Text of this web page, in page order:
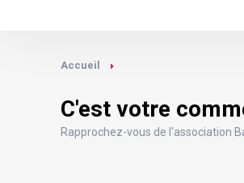
Accueil
C'est votre
Rapprochez-vous de l'association